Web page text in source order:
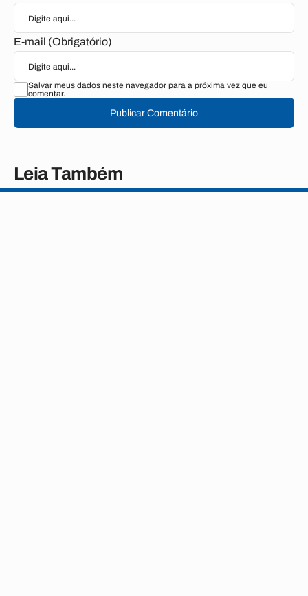
E-mail (Obrigatório)
Salvar meus dados neste navegador para a próxima vez que eu
comentar.
Publicar Comentário
Leia Também